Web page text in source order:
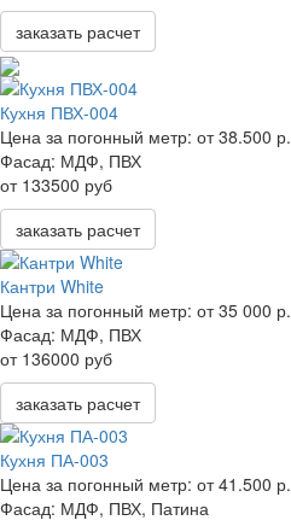
заказать расчет
Кухня ПВХ-004
Цена за погонный метр: от 38.500 р.
Фасад: МДФ, ПВХ
от 133500 руб
заказать расчет
Кантри White
Цена за погонный метр: от 35 000 р.
Фасад: МДФ, ПВХ
от 136000 руб
заказать расчет
Кухня ПА-003
Цена за погонный метр: от 41.500 р.
Фасад: МДФ, ПВХ, Патина